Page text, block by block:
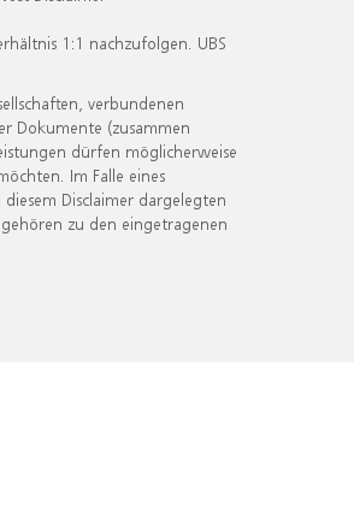
1:1 nachzufolgen. UBS
verbundenen
Dokumente (zusammen
dürfen möglicherweise
Im Falle eines
Disclaimer dargelegten
zu den eingetragenen